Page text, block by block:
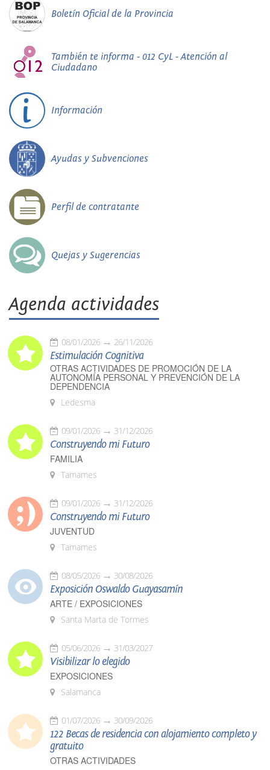
Boletín Oficial de la Provincia
También te informa - 012 CyL - Atención al
Ciudadano
Información
Ayudas y Subvenciones
Perfil de contratante
Quejas y Sugerencias
Agenda actividades
08/01/2026 26/11/2026
Estimulación Cognitiva
OTRAS ACTIVIDADES DE PROMOCIÓN DE LA
AUTONOMÍA PERSONAL Y PREVENCIÓN DE LA
DEPENDENCIA
Ledesma
09/01/2026 31/12/2026
Construyendo mi Futuro
FAMILIA
Tamames
09/01/2026 31/12/2026
Construyendo mi Futuro
JUVENTUD
Tamames
08/05/2026 30/08/2026
Exposición Oswaldo Guayasamín
ARTE / EXPOSICIONES
Santa Marta de Tormes
05/06/2026 31/03/2027
Visibilizar lo elegido
EXPOSICIONES
Salamanca
01/07/2026 30/09/2026
122 Becas de residencia con alojamiento completo y
gratuito
OTRAS ACTIVIDADES